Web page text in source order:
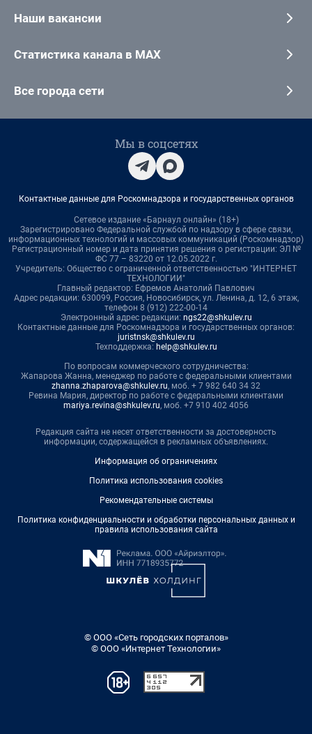
Наши вакансии
Статистика канала в MAX
Все города сети
Мы в соцсетях
Контактные данные для Роскомнадзора и государственных органов
Сетевое издание «Барнаул онлайн» (18+)
Зарегистрировано Федеральной службой по надзору в сфере связи,
информационных технологий и массовых коммуникаций (Роскомнадзор)
Регистрационный номер и дата принятия решения о регистрации: ЭЛ №
ФС 77 – 83220 от 12.05.2022 г.
Учредитель: Общество с ограниченной ответственностью "ИНТЕРНЕТ
ТЕХНОЛОГИИ"
Главный редактор: Ефремов Анатолий Павлович
Адрес редакции: 630099, Россия, Новосибирск, ул. Ленина, д. 12, 6 этаж,
телефон 8 (912) 222-00-14
Электронный адрес редакции: ngs22@shkulev.ru
Контактные данные для Роскомнадзора и государственных органов:
juristnsk@shkulev.ru
Техподдержка: help@shkulev.ru
По вопросам коммерческого сотрудничества:
Жапарова Жанна, менеджер по работе с федеральными клиентами
zhanna.zhaparova@shkulev.ru, моб. + 7 982 640 34 32
Ревина Мария, директор по работе с федеральными клиентами
mariya.revina@shkulev.ru, моб. +7 910 402 4056
Редакция сайта не несет ответственности за достоверность
информации, содержащейся в рекламных объявлениях.
Информация об ограничениях
Политика использования cookies
Рекомендательные системы
Политика конфиденциальности и обработки персональных данных и
правила использования сайта
© ООО «Сеть городских порталов»
© ООО «Интернет Технологии»